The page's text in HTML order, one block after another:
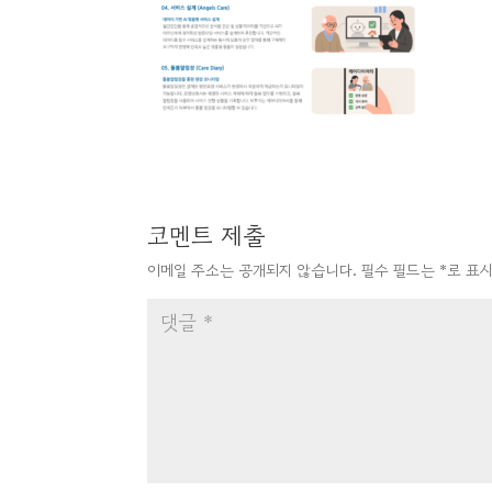
코멘트 제출
이메일 주소는 공개되지 않습니다. 필수 필드는 *로 표